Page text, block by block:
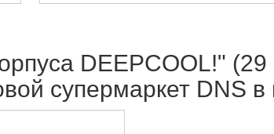
DEEPCOOL!"
супермаркет DNS в